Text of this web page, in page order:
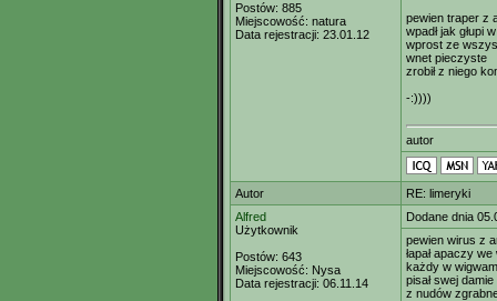
Postów: 885
Miejscowość: natura
Data rejestracji: 23.01.12
pewien traper z
wpadł jak głupi
wprost ze
wnet pieczyste
zrobił z niego
-:))))
autor
Autor
RE: limeryki
Alfred
Użytkownik
Postów: 643
Miejscowość: Nysa
Data rejestracji: 06.11.14
Dodane dnia
pewien wirus z
łapał apaczy
każdy w
pisał swej damie
z nudów